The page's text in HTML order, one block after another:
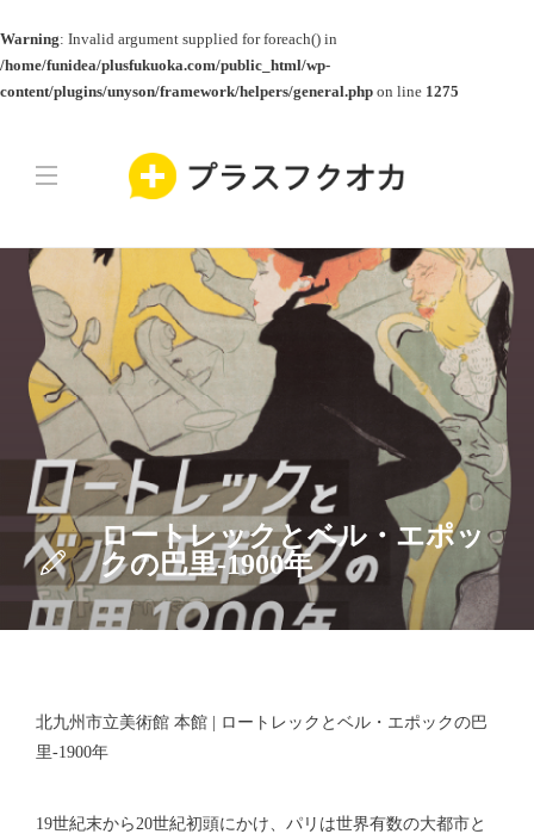
Warning: Invalid argument supplied for foreach() in
/home/funidea/plusfukuoka.com/public_html/wp-
content/plugins/unyson/framework/helpers/general.php on line 1275
ロートレックとベル・エポッ
クの巴里-1900年
北九州市立美術館 本館 | ロートレックとベル・エポックの巴
里-1900年
19世紀末から20世紀初頭にかけ、パリは世界有数の大都市と